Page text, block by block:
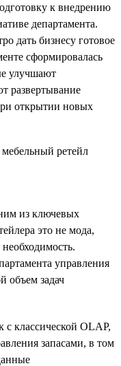
к внедрению
департамента.
дать бизнесу готовое
сформировалась
улучшают
развертывание
открытии новых
из ключевых
это не мода,
управления
объем задач
классической OLAP,
запасами, в том